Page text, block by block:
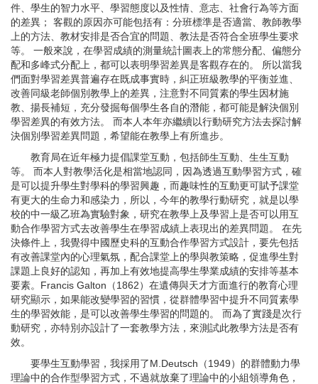
件、學生的智力水平、學習態度以及性情、意志、社會行為等方面
的差異； 客觀的原因亦可能包括有：分班標準是否適當、教師教學
上的方法、教材安排是否合宜的問題、教法是否符合全班學生要求
等。 一般來說，在學習成績的測量統計圖表上的常態分配、偏態分
配和多峰式分配上，都可以表明學習差異是客觀存在的。 所以當我
們面對學習差異普遍存在既成事實時，糾正班級教學的平衡並進、
改善同級老師個別教學上的差異，注意對不同質素的學生因材施
教、揚長補短，充分發掘每個學生各自的潛能，都可能是解決個別
學習差異的有效方法。 而本人本年亦繼續以行動研究方法去探討解
決個別學習差異問題，希望能在教學上有所進步。
教育局在近年極力提倡課堂互動，包括師生互動、生生互動
等。 而本人對教學活化是相當地認同，因為透過互動學習方式，確
是可以提升學生對學科的學習興趣，而趣味性的互動更可賦予課堂
有更大的生命力和感染力，所以，今年的教學行動研究，就是以學
校的中一級乙班為實驗對象，研究在教學上及學習上是否可以用互
動合作學習方式去改善學生在學習成績上表現出的差異問題。 在先
決條件上，我覺得中國歷史科的互動合作學習方式設計，要先包括
有改善課堂內的心理氣氛，配合課堂上的學與教策略，促進學生對
課題上良好的認知，再加上有效地提高學生學業成績的安排等基本
要素。Francis Galton（1862）在遺傳與天才方面進行的教育心理
研究顯示，如果能改變學習的習慣，從群體學習中提升不同質素學
生的學習效能，是可以改善學生學習的問題的。 而為了實踐是次行
動研究，亦特別亦設計了一套教學方法，來測試此教學方法是否有
效。
要學生互動學習，我採用了M.Deutsch（1949）的群體動力學
理論中的合作型學習方式，不過就放棄了理論中的小組領導角色，